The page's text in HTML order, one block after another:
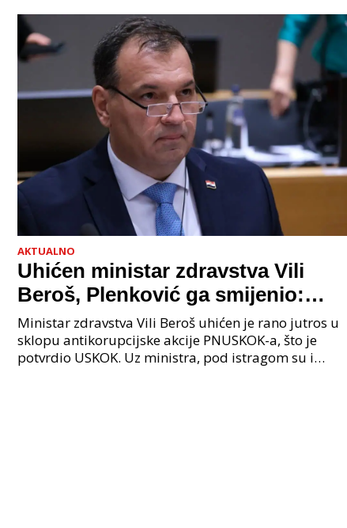
AKTUALNO
Uhićen ministar zdravstva Vili
Beroš, Plenković ga smijenio:
Istraga USKOK-a zbog korupcije
Ministar zdravstva Vili Beroš uhićen je rano jutros u
sklopu antikorupcijske akcije PNUSKOK-a, što je
potvrdio USKOK. Uz ministra, pod istragom su i